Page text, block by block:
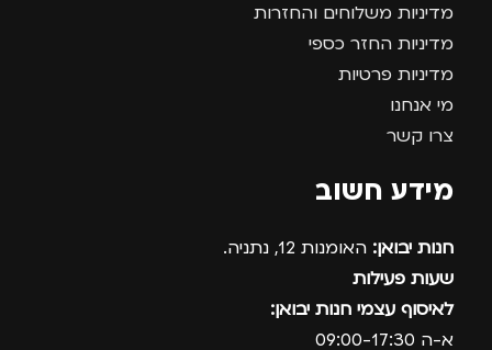
מדיניות משלוחים והחזרות
מדיניות החזר כספי
מדיניות פרטיות
מי אנחנו
צרו קשר
מידע חשוב
חנות יבואן: האומנות 12, נתניה.
שעות פעילות
לאיסוף עצמי חנות יבואן:
א-ה 09:00-17:30